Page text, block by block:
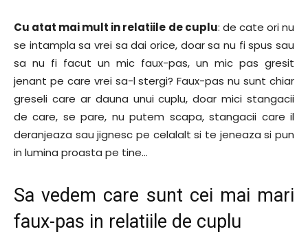
Cu atat mai mult in relatiile de cuplu: de cate ori nu
se intampla sa vrei sa dai orice, doar sa nu fi spus sau
sa nu fi facut un mic faux-pas, un mic pas gresit
jenant pe care vrei sa-l stergi? Faux-pas nu sunt chiar
greseli care ar dauna unui cuplu, doar mici stangacii
de care, se pare, nu putem scapa, stangacii care il
deranjeaza sau jignesc pe celalalt si te jeneaza si pun
in lumina proasta pe tine…
Sa vedem care sunt cei mai mari
faux-pas in relatiile de cuplu